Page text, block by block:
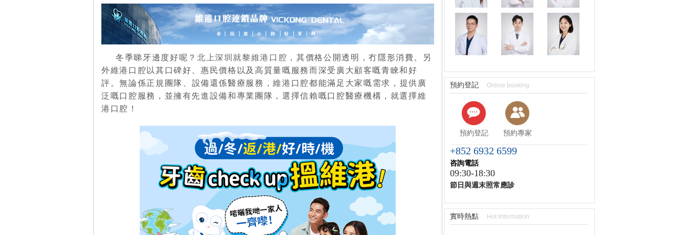
冬季睇牙邊度好呢？ 北上深圳就黎維港口腔 ，其價格公開透明，冇隱形消費。另
外維港口腔以其口碑好、惠民價格以及高質量嘅服務而深受廣大顧客嘅青睞和好
評。無論係正規團隊、設備還係醫療服務，維港口腔都能滿足 大家 嘅需求 ， 提供廣
泛嘅口腔服務，並擁有先進設備和專業團隊 ，選擇信賴嘅口腔醫療機構，就選擇維
港口腔！
預約登記 Online booking
預約登記 預約專家
+852 6932 6599
咨詢電話
09:30-18:30
節日與週末照常應診
實時熱點 Hot Information